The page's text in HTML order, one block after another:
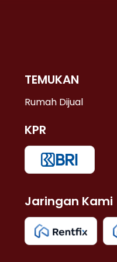
TEMUKAN
Rumah Dijual
KPR
Jaringan Kami